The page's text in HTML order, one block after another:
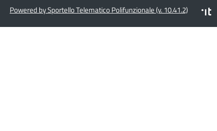
Powered by Sportello Telematico Polifunzionale (v. 10.41.2)